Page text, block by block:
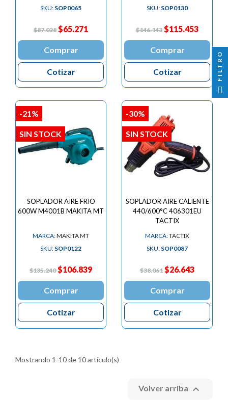
SKU: SOP0065
$87.028 $65.271
Comprar
Cotizar
SKU: SOP0130
$146.143 $115.453
Comprar
Cotizar
SOPLADOR AIRE FRIO
600W M4001B MAKITA MT
MARCA:MAKITA MT
SKU: SOP0122
$135.240 $106.839
Comprar
Cotizar
-21%
SIN STOCK
SOPLADOR AIRE CALIENTE
440/600°C 406301EU
TACTIX
MARCA:TACTIX
SKU: SOP0087
$38.061 $26.643
Comprar
Cotizar
-30%
SIN STOCK
Mostrando 1-10 de 10 artículo(s)
Volver arriba 
FILTRO